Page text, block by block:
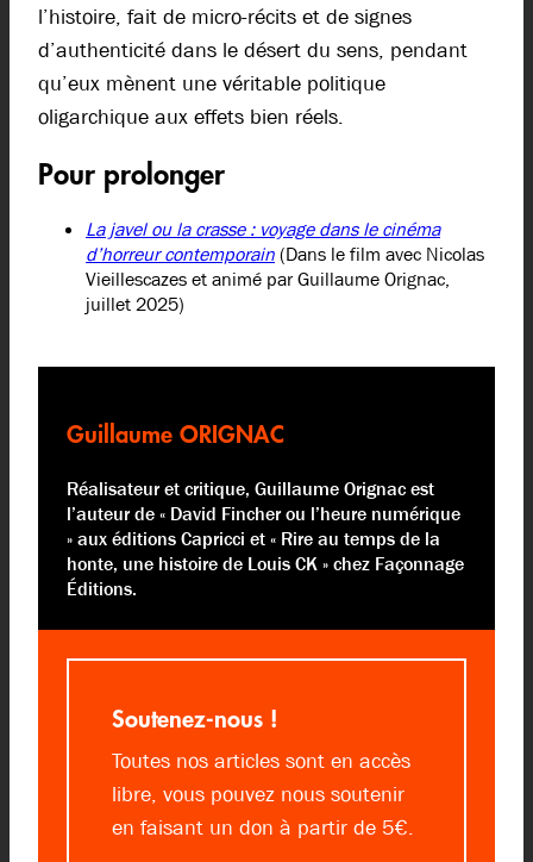
l’histoire, fait de micro-récits et de signes
d’authenticité dans le désert du sens, pendant
qu’eux mènent une véritable politique
oligarchique aux effets bien réels.
Pour prolonger
La javel ou la crasse : voyage dans le cinéma
d’horreur contemporain(Dans le film avec Nicolas
Vieillescazes et animé par Guillaume Orignac,
juillet 2025)
Guillaume ORIGNAC
Réalisateur et critique, Guillaume Orignac est
l’auteur de « David Fincher ou l’heure numérique
» aux éditions Capricci et « Rire au temps de la
honte, une histoire de Louis CK » chez Façonnage
Éditions.
Soutenez-nous !
Toutes nos articles sont en accès
libre, vous pouvez nous soutenir
en faisant un don à partir de 5€.